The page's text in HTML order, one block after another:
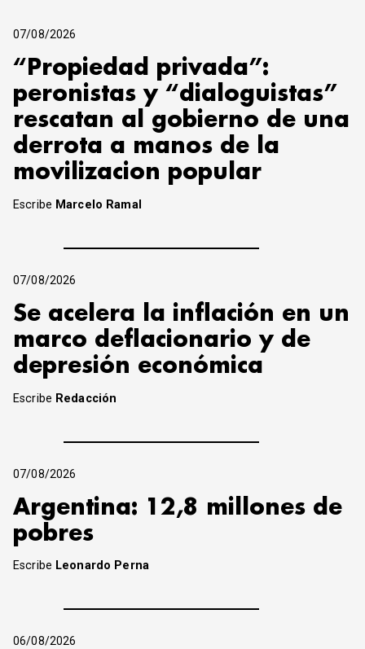
07/08/2026
“Propiedad privada”:
peronistas y “dialoguistas”
rescatan al gobierno de una
derrota a manos de la
movilizacion popular
Escribe Marcelo Ramal
07/08/2026
Se acelera la inflación en un
marco deflacionario y de
depresión económica
Escribe Redacción
07/08/2026
Argentina: 12,8 millones de
pobres
Escribe Leonardo Perna
06/08/2026